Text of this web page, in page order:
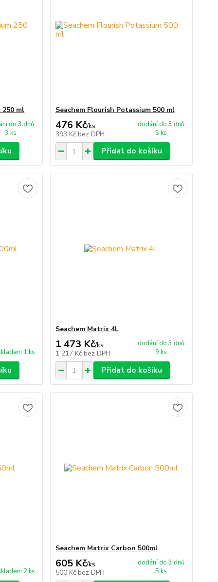
250 ml
do 3 dnů
3 ks
Seachem Flourish Potassium 500 ml
476 Kč/ks
393 Kč bez DPH
dodání do 3 dnů
5 ks
Přidat do košíku
1 ks
Seachem Matrix 4L
1 473 Kč/ks
1 217 Kč bez DPH
dodání do 3 dnů
9 ks
Přidat do košíku
2 ks
Seachem Matrix Carbon 500ml
605 Kč/ks
500 Kč bez DPH
dodání do 3 dnů
5 ks